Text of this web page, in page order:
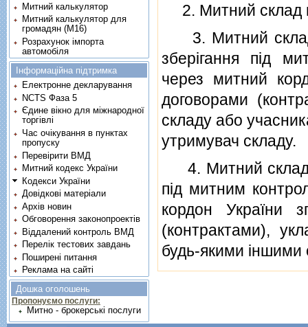
2. Митний склад
3. Митний склад
зберiгання пiд
через митний
договорами
складу або
утримувач складу.
4. Митний склад
пiд митним
кордон України
(контрактами),
будь-якими iншими
Митний калькулятор
Митний калькулятор для
громадян (М16)
Розрахунок імпорта
автомобіля
Інформаційна підтримка
Електронне декларування
NCTS Фаза 5
Єдине вікно для міжнародної
торгівлі
Час очікування в пунктах
пропуску
Перевірити ВМД
Митний кодекс України
Кодекси України
Довідкові матеріали
Архів новин
Обговорення законопроектів
Віддалений контроль ВМД
Перелік тестових завдань
Поширені питання
Реклама на сайті
Дошка оголошень
Пропонуємо послуги:
Митно - брокерські послуги